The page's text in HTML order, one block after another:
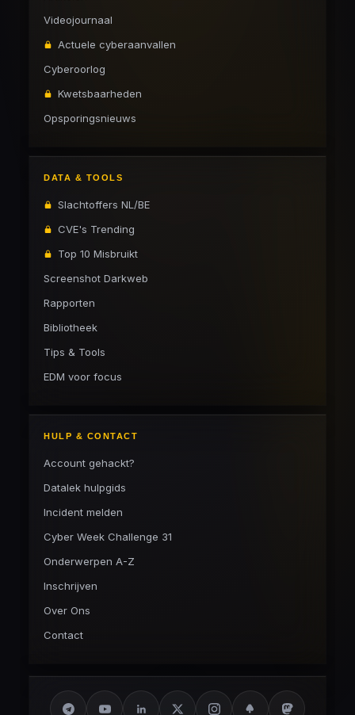
Videojournaal
Actuele cyberaanvallen
Cyberoorlog
Kwetsbaarheden
Opsporingsnieuws
DATA & TOOLS
Slachtoffers NL/BE
CVE's Trending
Top 10 Misbruikt
Screenshot Darkweb
Rapporten
Bibliotheek
Tips & Tools
EDM voor focus
HULP & CONTACT
Account gehackt?
Datalek hulpgids
Incident melden
Cyber Week Challenge 31
Onderwerpen A-Z
Inschrijven
Over Ons
Contact